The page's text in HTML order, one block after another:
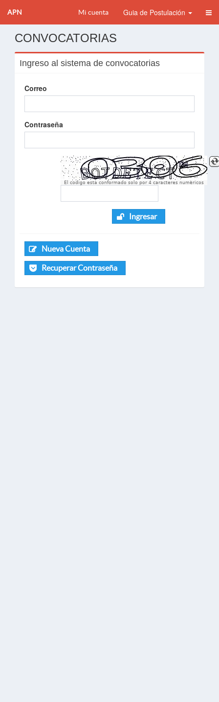
APN Mi cuenta Guia de Postulación
CONVOCATORIAS
Ingreso al sistema de convocatorias
Correo
Contraseña
El codigo esta conformado solo por 4 caracteres numèricos
Ingresar
Nueva Cuenta
Recuperar Contraseña